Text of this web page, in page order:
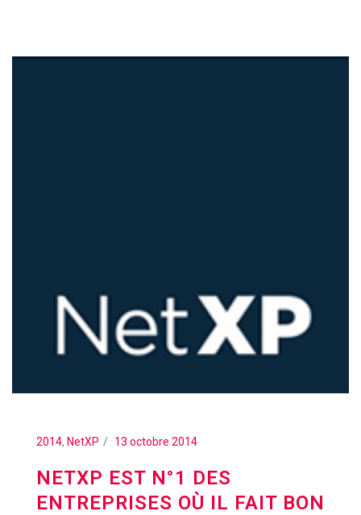
2014, NetXP 13 octobre 2014
NETXP EST N°1 DES
ENTREPRISES OÙ IL FAIT BON